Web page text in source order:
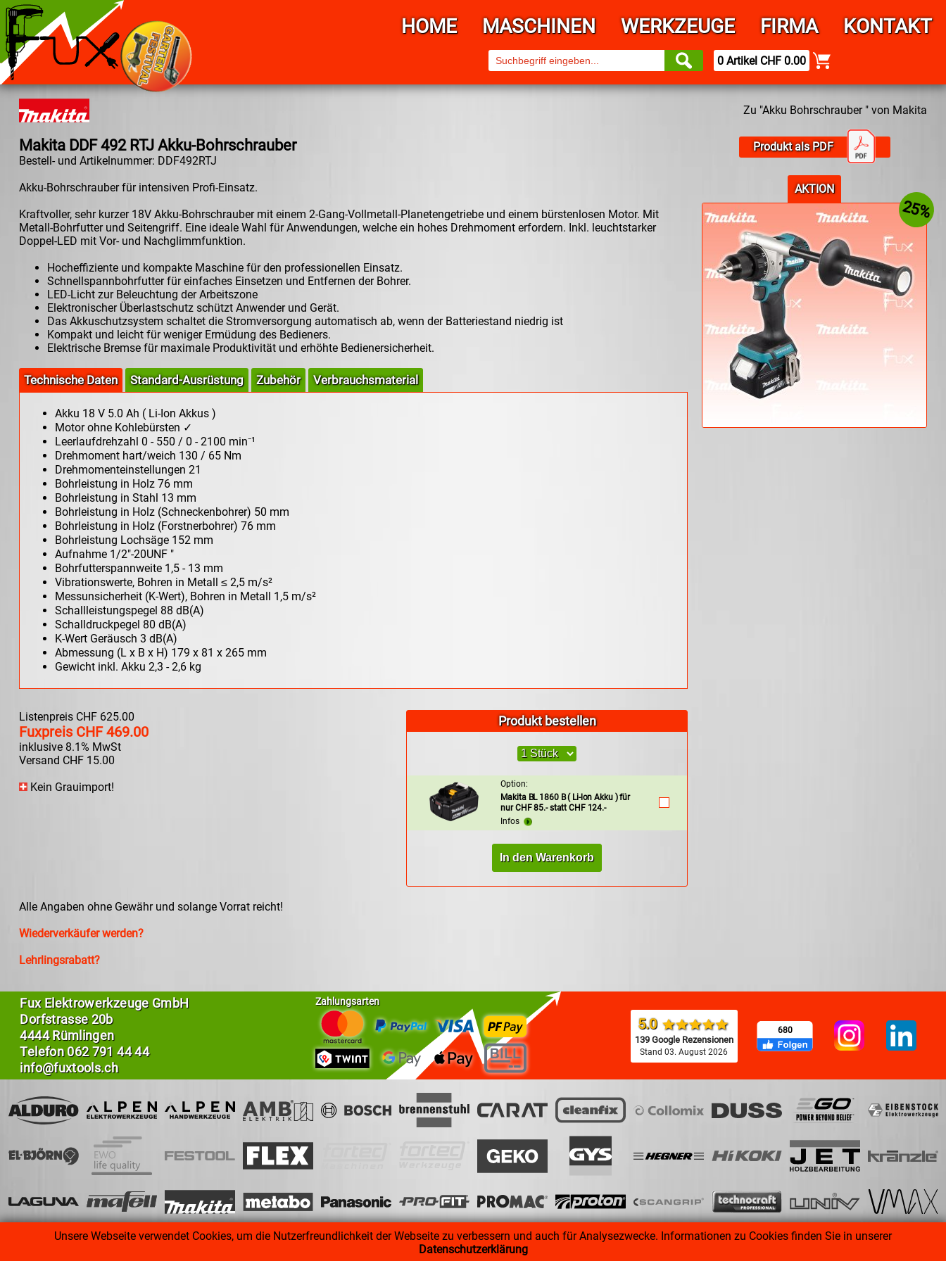
HOME MASCHINEN WERKZEUGE FIRMA KONTAKT
0 Artikel CHF 0.00
Zu "Akku Bohrschrauber " von Makita
Makita DDF 492 RTJ Akku-Bohrschrauber
Bestell- und Artikelnummer: DDF492RTJ
Akku-Bohrschrauber für intensiven Profi-Einsatz.
Kraftvoller, sehr kurzer 18V Akku-Bohrschrauber mit einem 2-Gang-Vollmetall-Planetengetriebe und einem bürstenlosen Motor. Mit
Metall-Bohrfutter und Seitengriff. Eine ideale Wahl für Anwendungen, welche ein hohes Drehmoment erfordern. Inkl. leuchtstarker
Doppel-LED mit Vor- und Nachglimmfunktion.
Hocheffiziente und kompakte Maschine für den professionellen Einsatz.
Schnellspannbohrfutter für einfaches Einsetzen und Entfernen der Bohrer.
LED-Licht zur Beleuchtung der Arbeitszone
Elektronischer Überlastschutz schützt Anwender und Gerät.
Das Akkuschutzsystem schaltet die Stromversorgung automatisch ab, wenn der Batteriestand niedrig ist
Kompakt und leicht für weniger Ermüdung des Bedieners.
Elektrische Bremse für maximale Produktivität und erhöhte Bedienersicherheit.
Technische Daten
Akku 18 V 5.0 Ah ( Li-Ion Akkus )
Motor ohne Kohlebürsten ✓
Leerlaufdrehzahl 0 - 550 / 0 - 2100 min⁻¹
Drehmoment hart/weich 130 / 65 Nm
Drehmomenteinstellungen 21
Bohrleistung in Holz 76 mm
Bohrleistung in Stahl 13 mm
Bohrleistung in Holz (Schneckenbohrer) 50 mm
Bohrleistung in Holz (Forstnerbohrer) 76 mm
Bohrleistung Lochsäge 152 mm
Aufnahme 1/2"-20UNF "
Bohrfutterspannweite 1,5 - 13 mm
Vibrationswerte, Bohren in Metall ≤ 2,5 m/s²
Messunsicherheit (K-Wert), Bohren in Metall 1,5 m/s²
Schallleistungspegel 88 dB(A)
Schalldruckpegel 80 dB(A)
K-Wert Geräusch 3 dB(A)
Abmessung (L x B x H) 179 x 81 x 265 mm
Gewicht inkl. Akku 2,3 - 2,6 kg
Standard-Ausrüstung Zubehör Verbrauchsmaterial
Listenpreis CHF 625.00
Fuxpreis CHF 469.00
inklusive 8.1% MwSt
Versand CHF 15.00
Kein Grauimport!
Produkt bestellen
Option:
Makita BL 1860 B ( Li-lon Akku ) für
nur CHF 85.- statt CHF 124.-
Infos
Alle Angaben ohne Gewähr und solange Vorrat reicht!
Wiederverkäufer werden?
Lehrlingsrabatt?
Produkt als PDF
AKTION
25%
Fux Elektrowerkzeuge GmbH
Dorfstrasse 20b
4444 Rümlingen
Telefon062 791 44 44
info@fuxtools.ch
Zahlungsarten
5.0
139 Google Rezensionen
Stand 03. August 2026
680
Unsere Webseite verwendet Cookies, um die Nutzerfreundlichkeit der Webseite zu verbessern und auch für Analysezwecke. Informationen zu Cookies finden Sie in unserer
Datenschutzerklärung